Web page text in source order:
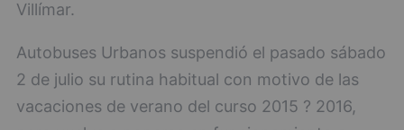
Villímar.
Autobuses Urbanos suspendió el pasado sábado
2 de julio su rutina habitual con motivo de las
vacaciones de verano del curso 2015 ? 2016,